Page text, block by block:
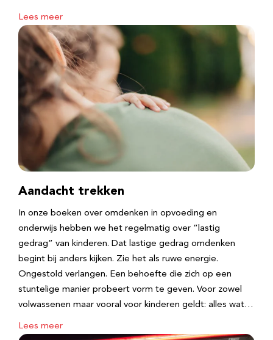
Lees meer
Aandacht trekken
In onze boeken over omdenken in opvoeding en
onderwijs hebben we het regelmatig over “lastig
gedrag” van kinderen. Dat lastige gedrag omdenken
begint bij anders kijken. Zie het als ruwe energie.
Ongestold verlangen. Een behoefte die zich op een
stuntelige manier probeert vorm te geven. Voor zowel
volwassenen maar vooral voor kinderen geldt: alles wat…
Lees meer